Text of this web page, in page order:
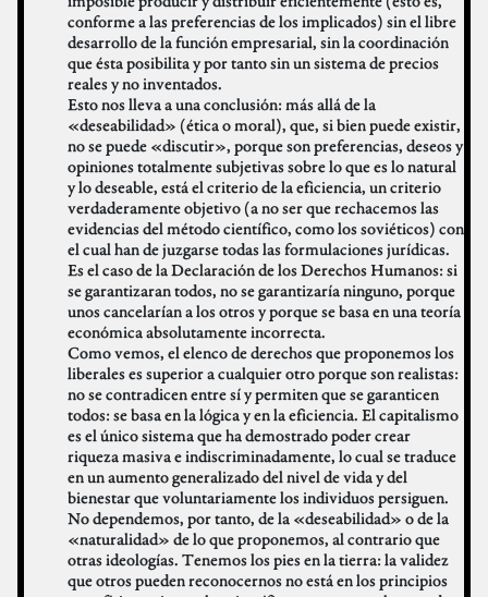
conforme a las preferencias de los implicados) sin el libre
desarrollo de la función empresarial, sin la coordinación
que ésta posibilita y por tanto sin un sistema de precios
reales y no inventados.
Esto nos lleva a una conclusión: más allá de la
«deseabilidad» (ética o moral), que, si bien puede existir,
no se puede «discutir», porque son preferencias, deseos y
opiniones totalmente subjetivas sobre lo que es lo natural
y lo deseable, está el criterio de la eficiencia, un criterio
verdaderamente objetivo (a no ser que rechacemos las
evidencias del método científico, como los soviéticos) con
el cual han de juzgarse todas las formulaciones jurídicas.
Es el caso de la Declaración de los Derechos Humanos: si
se garantizaran todos, no se garantizaría ninguno, porque
unos cancelarían a los otros y porque se basa en una teoría
económica absolutamente incorrecta.
Como vemos, el elenco de derechos que proponemos los
liberales es superior a cualquier otro porque son realistas:
no se contradicen entre sí y permiten que se garanticen
todos: se basa en la lógica y en la eficiencia. El capitalismo
es el único sistema que ha demostrado poder crear
riqueza masiva e indiscriminadamente, lo cual se traduce
en un aumento generalizado del nivel de vida y del
bienestar que voluntariamente los individuos persiguen.
No dependemos, por tanto, de la «deseabilidad» o de la
«naturalidad» de lo que proponemos, al contrario que
otras ideologías. Tenemos los pies en la tierra: la validez
que otros pueden reconocernos no está en los principios